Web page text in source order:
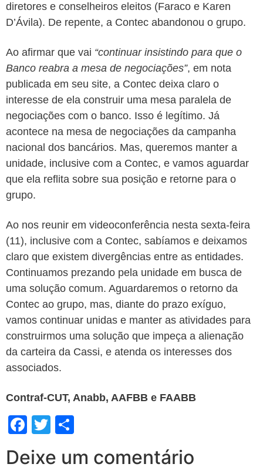
diretores e conselheiros eleitos (Faraco e Karen
D’Ávila). De repente, a Contec abandonou o grupo.
Ao afirmar que vai “continuar insistindo para que o
Banco reabra a mesa de negociações”, em nota
publicada em seu site, a Contec deixa claro o
interesse de ela construir uma mesa paralela de
negociações com o banco. Isso é legítimo. Já
acontece na mesa de negociações da campanha
nacional dos bancários. Mas, queremos manter a
unidade, inclusive com a Contec, e vamos aguardar
que ela reflita sobre sua posição e retorne para o
grupo.
Ao nos reunir em videoconferência nesta sexta-feira
(11), inclusive com a Contec, sabíamos e deixamos
claro que existem divergências entre as entidades.
Continuamos prezando pela unidade em busca de
uma solução comum. Aguardaremos o retorno da
Contec ao grupo, mas, diante do prazo exíguo,
vamos continuar unidas e manter as atividades para
construirmos uma solução que impeça a alienação
da carteira da Cassi, e atenda os interesses dos
associados.
Contraf-CUT, Anabb, AAFBB e FAABB
Facebook
Twitter
Deixe um comentário